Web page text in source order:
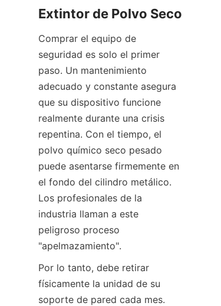
Extintor de Polvo Seco
Comprar el equipo de
seguridad es solo el primer
paso. Un mantenimiento
adecuado y constante asegura
que su dispositivo funcione
realmente durante una crisis
repentina. Con el tiempo, el
polvo químico seco pesado
puede asentarse firmemente en
el fondo del cilindro metálico.
Los profesionales de la
industria llaman a este
peligroso proceso
"apelmazamiento".
Por lo tanto, debe retirar
físicamente la unidad de su
soporte de pared cada mes.